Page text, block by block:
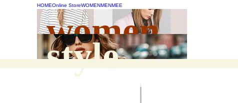
HOMEOnline StoreWOMENMENMEE
women
style